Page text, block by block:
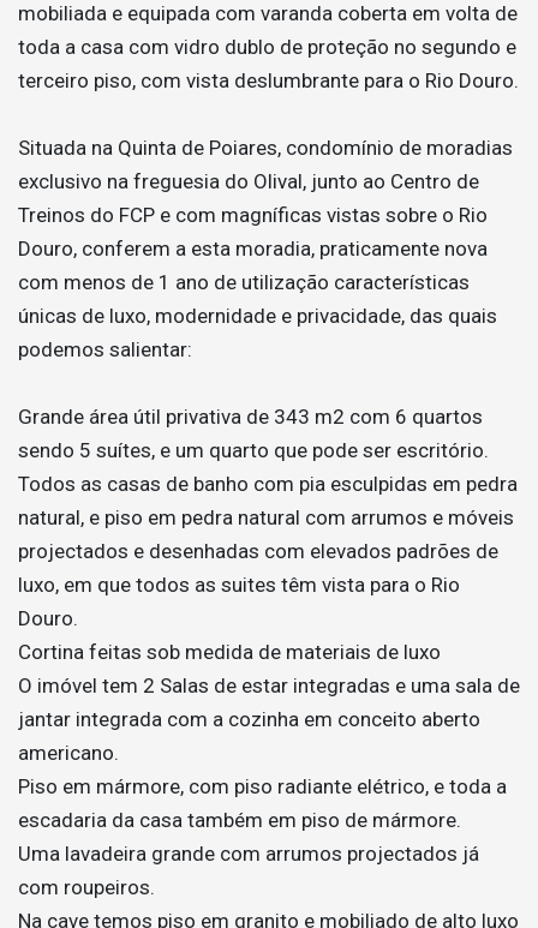
mobiliada e equipada com varanda coberta em volta de
toda a casa com vidro dublo de proteção no segundo e
terceiro piso, com vista deslumbrante para o Rio Douro.
Situada na Quinta de Poiares, condomínio de moradias
exclusivo na freguesia do Olival, junto ao Centro de
Treinos do FCP e com magníficas vistas sobre o Rio
Douro, conferem a esta moradia, praticamente nova
com menos de 1 ano de utilização características
únicas de luxo, modernidade e privacidade, das quais
podemos salientar:
Grande área útil privativa de 343 m2 com 6 quartos
sendo 5 suítes, e um quarto que pode ser escritório.
Todos as casas de banho com pia esculpidas em pedra
natural, e piso em pedra natural com arrumos e móveis
projectados e desenhadas com elevados padrões de
luxo, em que todos as suites têm vista para o Rio
Douro.
Cortina feitas sob medida de materiais de luxo
O imóvel tem 2 Salas de estar integradas e uma sala de
jantar integrada com a cozinha em conceito aberto
americano.
Piso em mármore, com piso radiante elétrico, e toda a
escadaria da casa também em piso de mármore.
Uma lavadeira grande com arrumos projectados já
com roupeiros.
Na cave temos piso em granito e mobiliado de alto luxo